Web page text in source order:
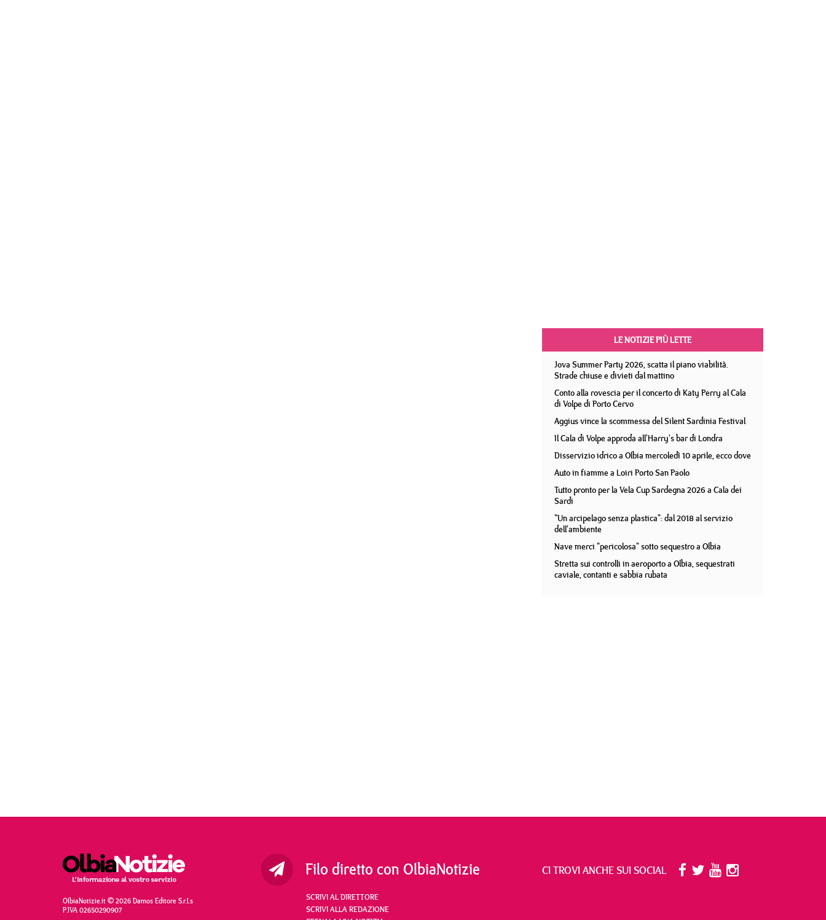
LE NOTIZIE PIÙ LETTE
Jova Summer Party 2026, scatta il piano viabilità.
Strade chiuse e divieti dal mattino
Conto alla rovescia per il concerto di Katy Perry al Cala
di Volpe di Porto Cervo
Aggius vince la scommessa del Silent Sardinia Festival
Il Cala di Volpe approda all'Harry's bar di Londra
Disservizio idrico a Olbia mercoledì 10 aprile, ecco dove
Auto in fiamme a Loiri Porto San Paolo
Tutto pronto per la Vela Cup Sardegna 2026 a Cala dei
Sardi
"Un arcipelago senza plastica": dal 2018 al servizio
dell'ambiente
Nave merci "pericolosa" sotto sequestro a Olbia
Stretta sui controlli in aeroporto a Olbia, sequestrati
caviale, contanti e sabbia rubata
OlbiaNotizie.it © 2026 Damos Editore S.r.l.s
P.IVA 02650290907
Filo diretto con OlbiaNotizie
SCRIVI AL DIRETTORE
SCRIVI ALLA REDAZIONE
CI TROVI ANCHE SUI SOCIAL